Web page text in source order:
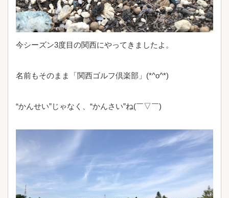
今シーズン3度目の関西にやってきましたよ。
名前もそのまま「関西ゴルフ倶楽部」(*^o^*)
“かんせい”じゃなく、“かんさい”ね(￣▽￣)